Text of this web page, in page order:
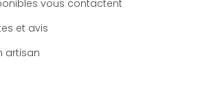
vous contactent
et avis
artisan